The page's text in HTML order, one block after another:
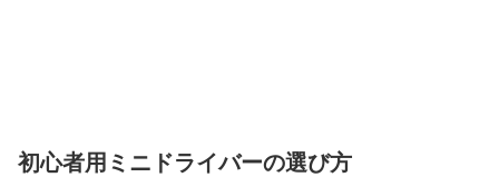
初心者用ミニドライバーの選び方